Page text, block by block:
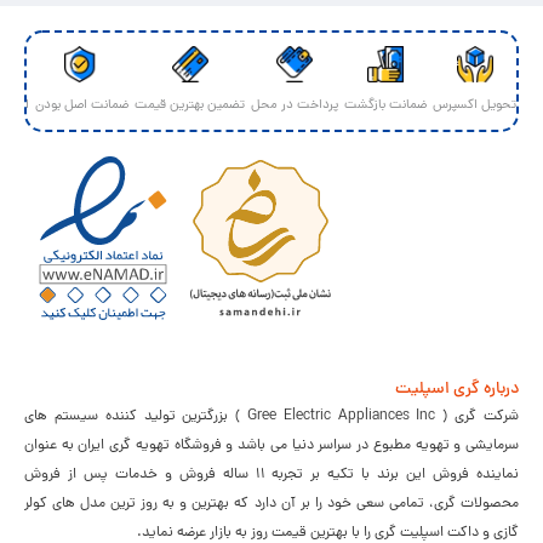
تحویل اکسپرس ضمانت بازگشت پرداخت در محل تضمین بهترین قیمت ضمانت اصل بودن
درباره گری اسپلیت
شرکت گری ( Gree Electric Appliances Inc ) بزرگترین تولید کننده سیستم های
سرمایشی و تهویه مطبوع در سراسر دنیا می باشد و فروشگاه تهویه گری ایران به عنوان
نماینده فروش این برند با تکیه بر تجربه 11 ساله فروش و خدمات پس از فروش
محصولات گری، تمامی سعی خود را بر آن دارد که بهترین و به روز ترین مدل های کولر
گازی و داکت اسپلیت گری را با بهترین قیمت روز به بازار عرضه نماید.